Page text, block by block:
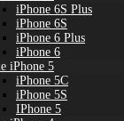
iPhone 6S Plus
iPhone 6S
iPhone 6 Plus
iPhone 6
iPhone 5
iPhone 5C
iPhone 5S
IPhone 5